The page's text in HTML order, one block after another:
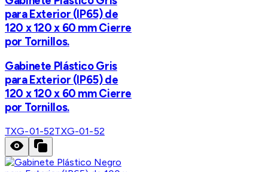
para Exterior (IP65) de
120 x 120 x 60 mm Cierre
por Tornillos.
Gabinete Plástico Gris
para Exterior (IP65) de
120 x 120 x 60 mm Cierre
por Tornillos.
TXG-01-52TXG-01-52